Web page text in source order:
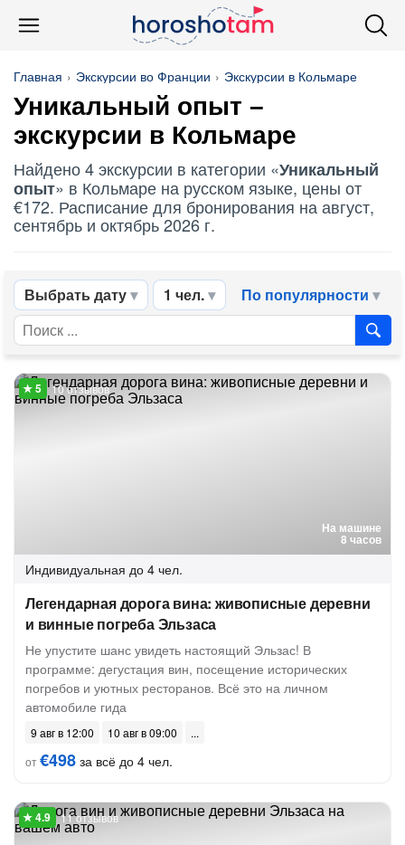
Главная Экскурсии во Франции Экскурсии в Кольмаре
Уникальный опыт –
экскурсии в Кольмаре
Найдено 4 экскурсии в категории «Уникальный
опыт» в Кольмаре на русском языке, цены от
€172. Расписание для бронирования на август,
сентябрь и октябрь 2026 г.
Выбрать дату 1 чел. По популярности
На машине
8 часов
10 отзывов
Индивидуальная до 4 чел.
Легендарная дорога вина: живописные деревни
и винные погреба Эльзаса
Не упустите шанс увидеть настоящий Эльзас! В
программе: дегустация вин, посещение исторических
погребов и уютных ресторанов. Всё это на личном
автомобиле гида
9 авг в 12:00
10 авг в 09:00
от€498 за всё до 4 чел.
11 отзывов